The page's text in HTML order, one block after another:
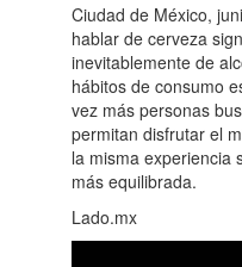
Ciudad de México,
hablar de cerveza
inevitablemente de
hábitos de consumo
vez más personas
permitan disfrutar el
la misma experiencia
más equilibrada.
Lado.mx